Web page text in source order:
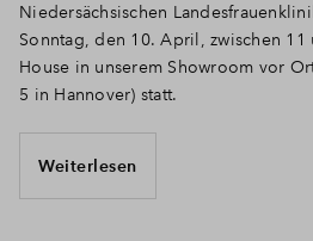
Niedersächsischen
Sonntag, den 10. April, zwischen
House in unserem Showroom vor
5 in Hannover) statt.
Weiterlesen